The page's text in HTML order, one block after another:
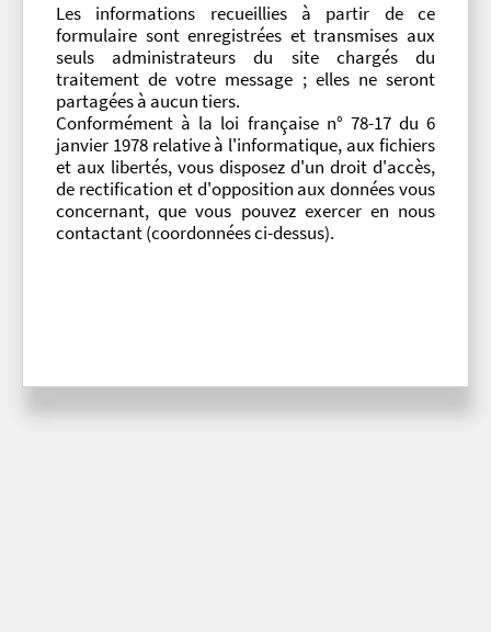
Les informations recueillies à partir de ce
formulaire sont enregistrées et transmises aux
seuls administrateurs du site chargés du
traitement de votre message ; elles ne seront
partagées à aucun tiers.
Conformément à la loi française n° 78-17 du 6
janvier 1978 relative à l'informatique, aux fichiers
et aux libertés, vous disposez d'un droit d'accès,
de rectification et d'opposition aux données vous
concernant, que vous pouvez exercer en nous
contactant (coordonnées ci-dessus).